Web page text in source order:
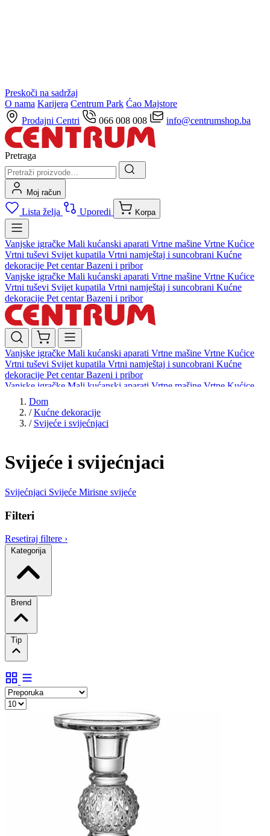
Preskoči na sadržaj
O nama Karijera Centrum Park Ćao Majstore
Prodajni Centri
066 008 008 info@centrumshop.ba
Pretraga
Moj račun
Lista želja Uporedi Korpa
Vanjske igračke Mali kućanski aparati Vrtne mašine Vrtne Kućice
Vrtni tuševi Svijet kupatila Vrtni namještaj i suncobrani Kućne
dekoracije Pet centarBazeni i pribor
Vanjske igračke Mali kućanski aparati Vrtne mašine Vrtne Kućice
Vrtni tuševi Svijet kupatila Vrtni namještaj i suncobrani Kućne
dekoracije Pet centarBazeni i pribor
Vanjske igračke Mali kućanski aparati Vrtne mašine Vrtne Kućice
Vrtni tuševi Svijet kupatila Vrtni namještaj i suncobrani Kućne
dekoracije Pet centarBazeni i pribor
Vanjske igračke Mali kućanski aparati Vrtne mašine Vrtne Kućice
Vrtni tuševi
dekoracijePet centar Bazeni i pribor
Dom
/ Kućne dekoracije
/ Svijeće i svijećnjaci
Svijeće i svijećnjaci
Svijećnjaci Svijeće Mirisne svijeće
Filteri
Resetiraj filtere ›
Kategorija
Brend
Tip